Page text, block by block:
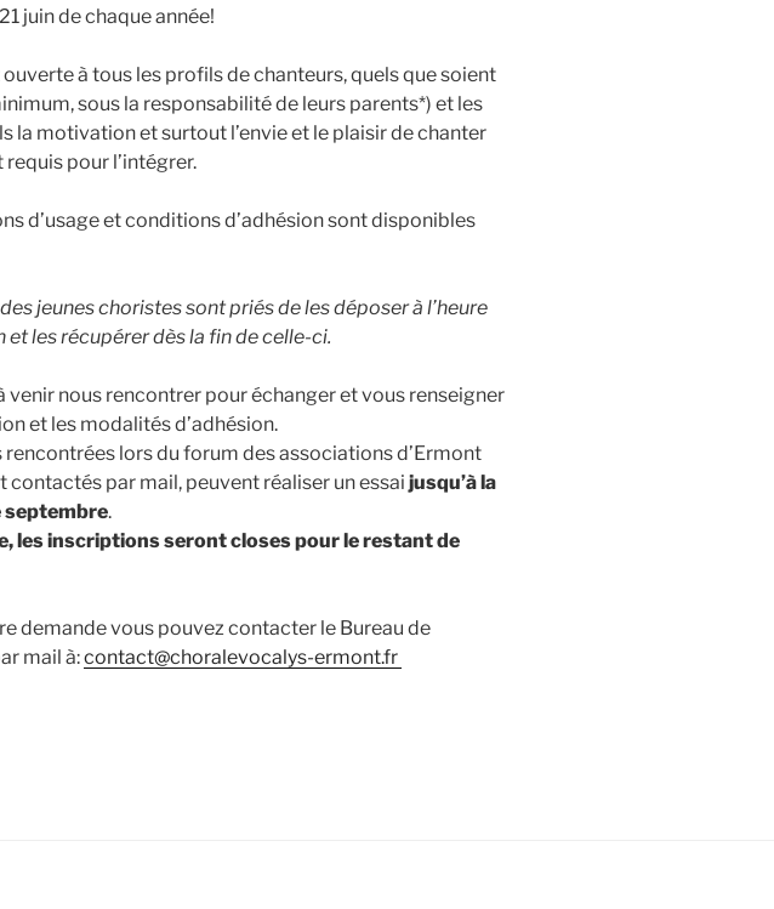
juin de chaque année!
à tous les profils de chanteurs, quels que soient
sous la responsabilité de leurs parents*) et les
la motivation et surtout l’envie et le plaisir de chanter
pour l’intégrer.
d’usage et conditions d’adhésion sont disponibles
jeunes choristes sont priés de les déposer à l’heure
et les récupérer dès la fin de celle-ci.
venir nous rencontrer pour échanger et vous renseigner
et les modalités d’adhésion.
rencontrées lors du forum des associations d’Ermont
contactés par mail, peuvent réaliser un essai jusqu’à la
septembre.
les inscriptions seront closes pour le restant de
demande vous pouvez contacter le Bureau de
mail à:contact@choralevocalys-ermont.fr